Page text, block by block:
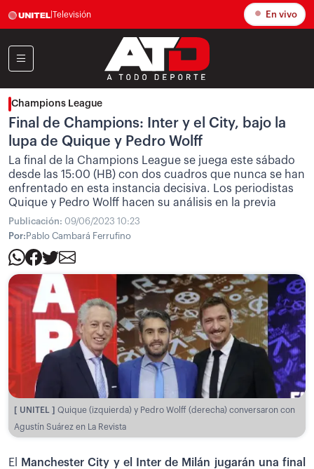
Televisión En vivo
Champions League
Final de Champions: Inter y el City, bajo la
lupa de Quique y Pedro Wolff
La final de la Champions League se juega este sábado
desde las 15:00 (HB) con dos cuadros que nunca se han
enfrentado en esta instancia decisiva. Los periodistas
Quique y Pedro Wolff hacen su análisis en la previa
Publicación: 09/06/2023 10:23
Por: Pablo Cambará Ferrufino
[ UNITEL ] Quique (izquierda) y Pedro Wolff (derecha) conversaron con
Agustín Suárez en La Revista
El
Manchester City y el Inter de Milán jugarán una final